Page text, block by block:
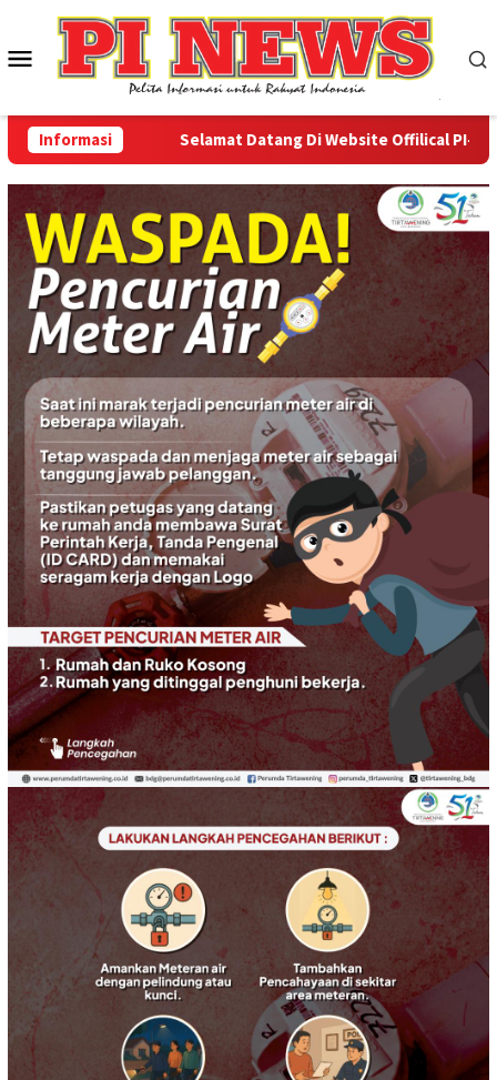
konten
Menu
Mobile
Informasi Selamat Datang Di Website Offilical PI-